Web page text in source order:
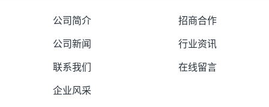
公司简介
招商合作
公司新闻
行业资讯
联系我们
在线留言
企业风采